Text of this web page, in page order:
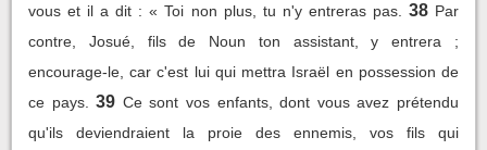
vous et il a dit : « Toi non plus, tu n'y entreras pas.
38 Par
contre, Josué, fils de Noun ton assistant, y entrera ;
encourage-le, car c'est lui qui mettra Israël en possession de
ce pays.
39 Ce sont vos enfants, dont vous avez prétendu
qu'ils deviendraient la proie des ennemis, vos fils qui